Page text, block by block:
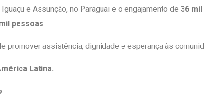
e Assunção, no Paraguai e o engajamento de 36
pessoas.
promover assistência, dignidade e esperança às
Latina.